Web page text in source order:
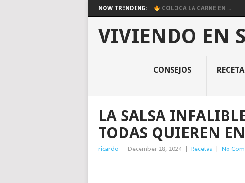
NOW TRENDING: COLOCA LA CARNE EN ...
VIVIENDO EN
CONSEJOS
LA SALSA
TODAS QUIEREN
ricardo December 28, 2024 Recetas No